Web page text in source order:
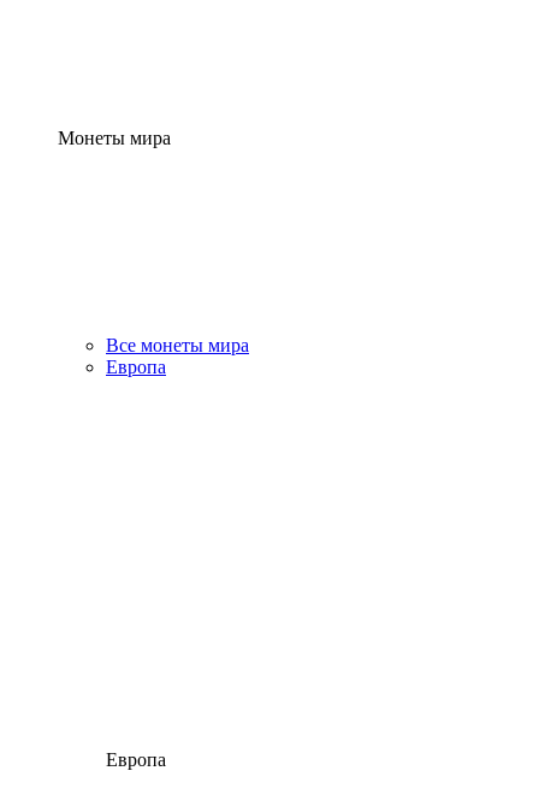
Монеты мира
Все монеты мира
Европа
Европа